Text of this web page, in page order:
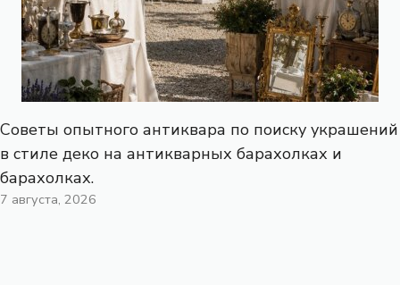
Советы опытного антиквара по поиску украшений
в стиле деко на антикварных барахолках и
барахолках.
7 августа, 2026